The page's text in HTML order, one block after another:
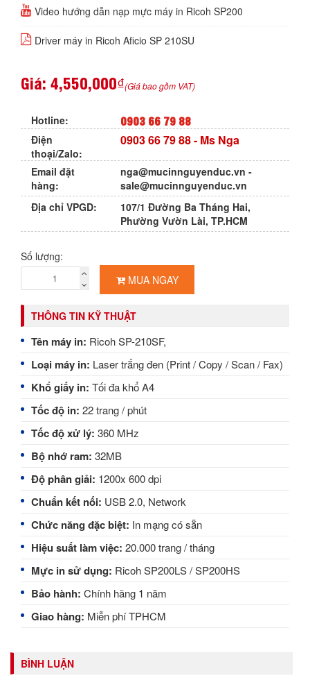
Video hướng dẫn nạp mực máy in Ricoh SP200
Driver máy in Ricoh Aficio SP 210SU
Giá: 4,550,000₫(Giá bao gồm VAT)
Hotline: 0903 66 79 88
Điện
thoại/Zalo:
0903 66 79 88- Ms Nga
Email đặt
hàng:
nga@mucinnguyenduc.vn -
sale@mucinnguyenduc.vn
Địa chỉ VPGD:
107/1 Đường Ba Tháng Hai,
Phường Vườn Lài, TP.HCM
Số lượng:
MUA NGAY
THÔNG TIN KỸ THUẬT
Tên máy in: Ricoh SP-210SF,
Loại máy in: Laser trắng đen (Print / Copy / Scan / Fax)
Khổ giấy in: Tối đa khổ A4
Tốc độ in: 22 trang / phút
Tốc độ xử lý: 360 MHz
Bộ nhớ ram: 32MB
Độ phân giải: 1200x 600 dpi
Chuẩn kết nối: USB 2.0, Network
Chức năng đặc biệt: In mạng có sẵn
Hiệu suất làm việc: 20.000 trang / tháng
Mực in sử dụng: Ricoh SP200LS / SP200HS
Bảo hành: Chính hãng 1 năm
Giao hàng: Miễn phí TPHCM
BÌNH LUẬN